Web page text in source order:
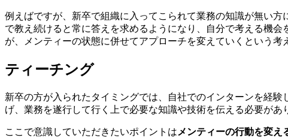
例えばですが、新卒で組織に入ってこられて業務の知識が無い
で教え続けると常に答えを求めるようになり、自分で考える機
が、メンティーの状態に併せてアプローチを変えていくという考
ティーチング
新卒の方が入られたタイミングでは、自社でのインターンを経
げ、業務を遂行して行く上で必要な知識や技術を伝える必要が
ここで意識していただきたいポイントは メンティーの行動を変え